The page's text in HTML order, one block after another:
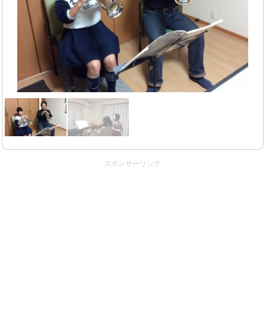
スポンサーリンク